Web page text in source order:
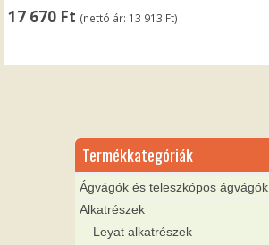
17 670 Ft (nettó ár: 13 913 Ft)
Termékkategóriák
Ágvágók és teleszkópos ágvágók
Alkatrészek
Leyat alkatrészek